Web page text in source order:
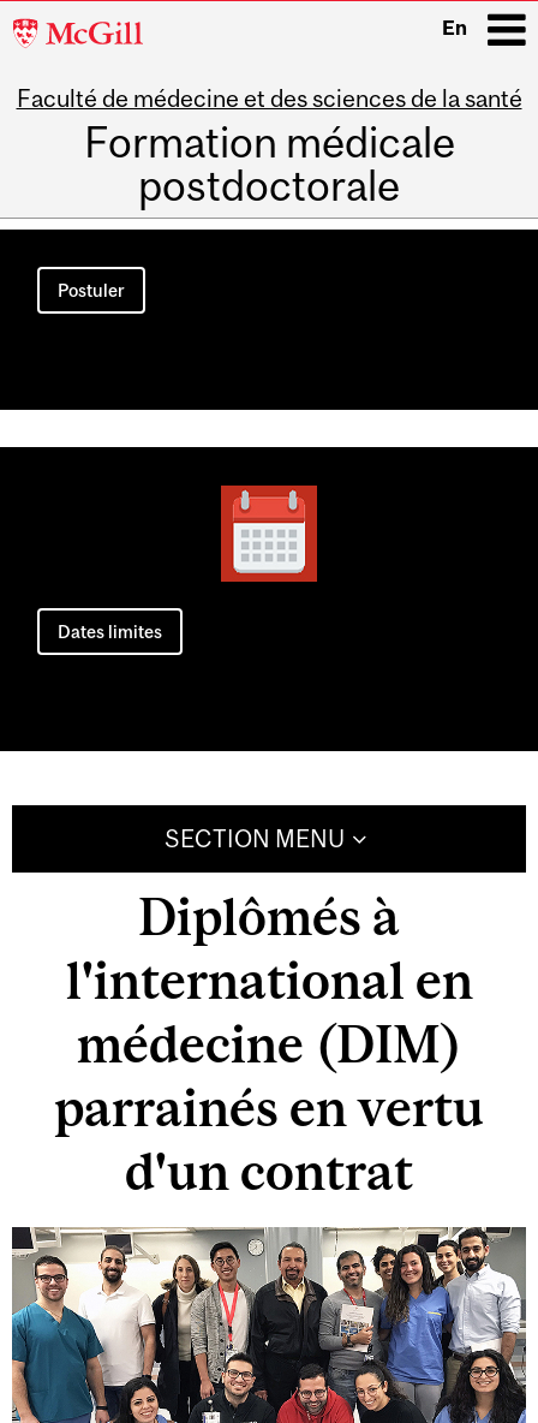
McGill
En
Faculté de médecine et des sciences de la santé
Formation médicale
postdoctorale
Main
navigation
Postuler
Dates limites
SECTION MENU
Diplômés à
l'international en
médecine (DIM)
parrainés en vertu
d'un contrat